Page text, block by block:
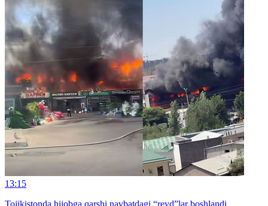
13:15
Tojikistonda hijobga qarshi navbatdagi “reyd”lar boshlandi